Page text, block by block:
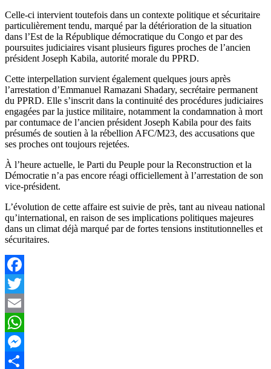
Celle-ci intervient toutefois dans un contexte politique et sécuritaire
particulièrement tendu, marqué par la détérioration de la situation
dans l’Est de la République démocratique du Congo et par des
poursuites judiciaires visant plusieurs figures proches de l’ancien
président Joseph Kabila, autorité morale du PPRD.
Cette interpellation survient également quelques jours après
l’arrestation d’Emmanuel Ramazani Shadary, secrétaire permanent
du PPRD. Elle s’inscrit dans la continuité des procédures judiciaires
engagées par la justice militaire, notamment la condamnation à mort
par contumace de l’ancien président Joseph Kabila pour des faits
présumés de soutien à la rébellion AFC/M23, des accusations que
ses proches ont toujours rejetées.
À l’heure actuelle, le Parti du Peuple pour la Reconstruction et la
Démocratie n’a pas encore réagi officiellement à l’arrestation de son
vice-président.
L’évolution de cette affaire est suivie de près, tant au niveau national
qu’international, en raison de ses implications politiques majeures
dans un climat déjà marqué par de fortes tensions institutionnelles et
sécuritaires.
Facebook
Twitter
Email
WhatsApp
Messenger